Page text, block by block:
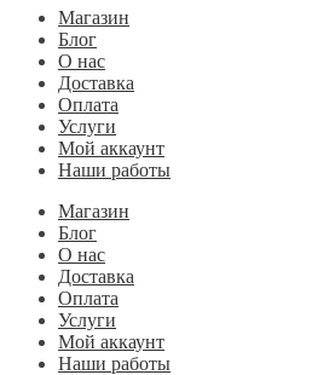
Магазин
Блог
О нас
Доставка
Оплата
Услуги
Мой аккаунт
Наши работы
Магазин
Блог
О нас
Доставка
Оплата
Услуги
Мой аккаунт
Наши работы